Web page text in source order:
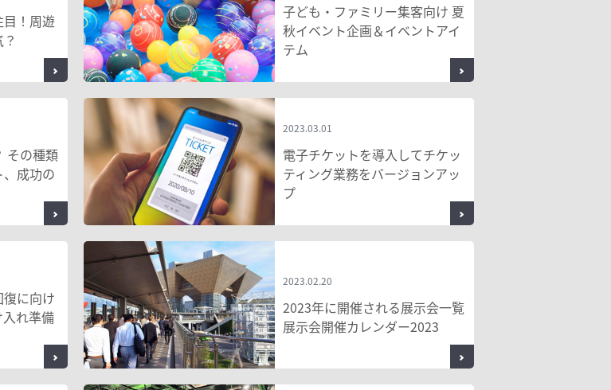
目！周遊
子ども・ファミリー集客向け 夏
秋イベント企画＆イベントアイ
テム
その種類
成功の
2023.03.01
電子チケットを導入してチケッ
ティング業務をバージョンアッ
プ
に向け
れ準備
2023.02.20
2023年に開催される展示会一覧
展示会開催カレンダー2023